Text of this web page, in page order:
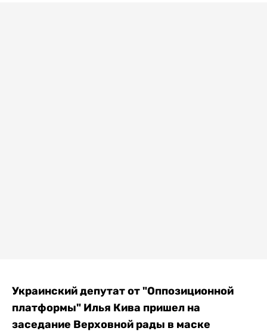
Украинский депутат от "Оппозиционной
платформы" Илья Кива пришел на
заседание Верховной рады в маске